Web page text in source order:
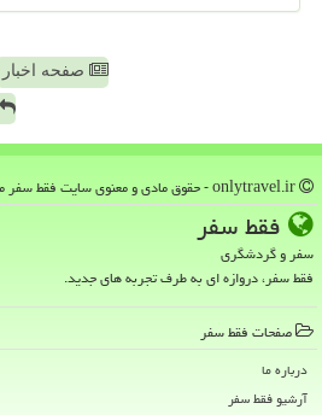
صفحه اخبار
فقط سفر
سفر و گردشگری
فقط سفر، دروازه ای به طرف تجربه های جدید.
صفحات فقط سفر
درباره ما
آرشیو فقط سفر